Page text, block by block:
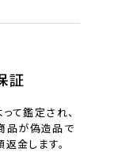
証
て鑑定され、
品が偽造品で
金します。